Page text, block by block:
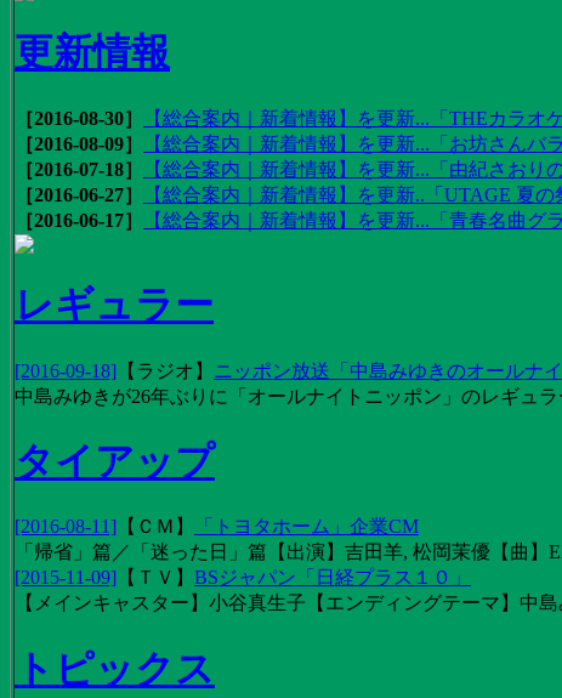
更新情報
［2016-08-30］
【総合案内｜新着情報】を更新...「THEカラ
［2016-08-09］
【総合案内｜新着情報】を更新...「お坊さん
［2016-07-18］
【総合案内｜新着情報】を更新...「由紀さおり
［2016-06-27］
【総合案内｜新着情報】を更新..「UTAGE 夏
［2016-06-17］
【総合案内｜新着情報】を更新...「青春名曲
レギュラー
[2016-09-18] 【 ラジオ 】 ニッポン放送「中島みゆきのオールナ
中島みゆきが26年ぶりに「オールナイトニッポン」のレギュ
タイアップ
[2016-08-11] 【 ＣＭ 】
「トヨタホーム」企業CM
「帰省」篇／「迷った日」篇【出演】吉田羊, 松岡茉優【曲】
[2015-11-09] 【 ＴＶ 】 BSジャパン「日経プラス１０」
【メインキャスター】小谷真生子【エンディングテーマ】中島
トピックス